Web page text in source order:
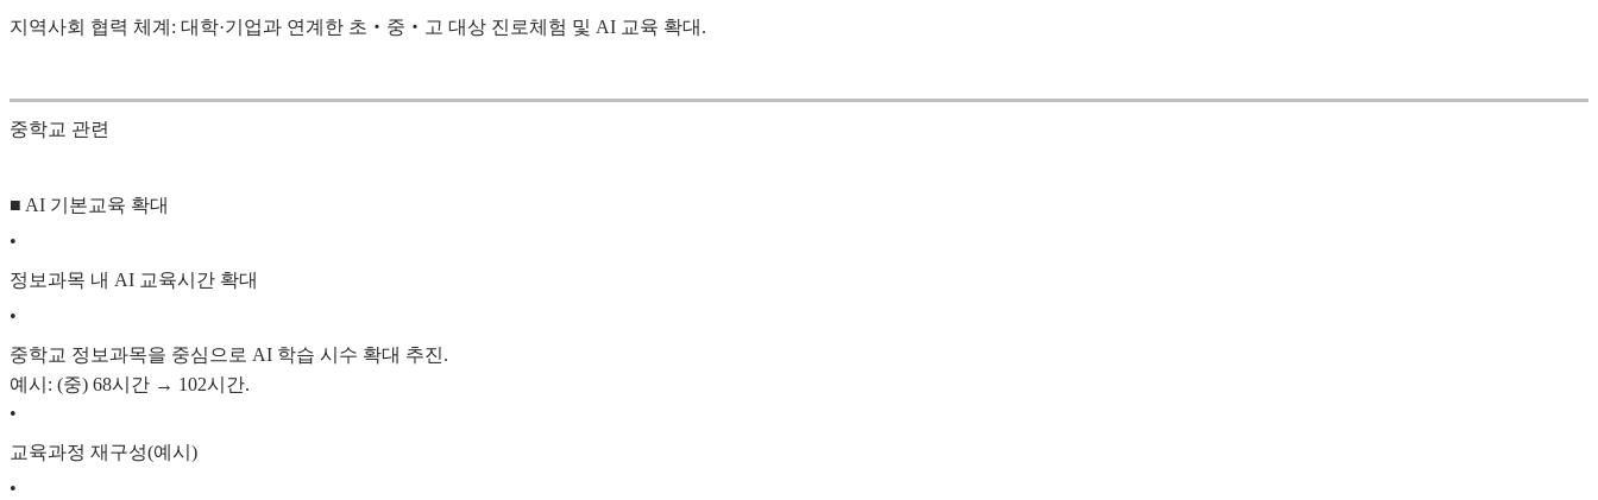
지역사회 협력 체계: 대학·기업과 연계한 초‧중‧고 대상 진로체험 및 AI 교육 확대.
중학교 관련
■ AI 기본교육 확대
•
정보과목 내 AI 교육시간 확대
•
중학교 정보과목을 중심으로 AI 학습 시수 확대 추진.
예시: (중) 68시간 → 102시간.
•
교육과정 재구성(예시)
•